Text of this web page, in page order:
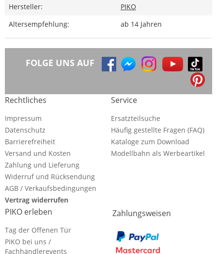
Hersteller:
PIKO
Altersempfehlung:
ab 14 Jahren
FOLGE UNS AUF
Rechtliches
Impressum
Datenschutz
Barrierefreiheit
Versand und Kosten
Zahlung und Lieferung
Widerruf und Rücksendung
AGB / Verkaufsbedingungen
Vertrag widerrufen
Service
Ersatzteilsuche
Häufig gestellte Fragen (FAQ)
Kataloge zum Download
Modellbahn als Werbeartikel
PIKO erleben
Tag der Offenen Tür
PIKO bei uns /
Fachhändlerevents
Zahlungsweisen